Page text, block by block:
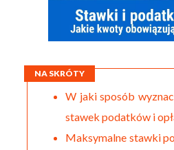
NA SKRÓTY
W jaki sposób
stawek podatków i
Maksymalne stawki